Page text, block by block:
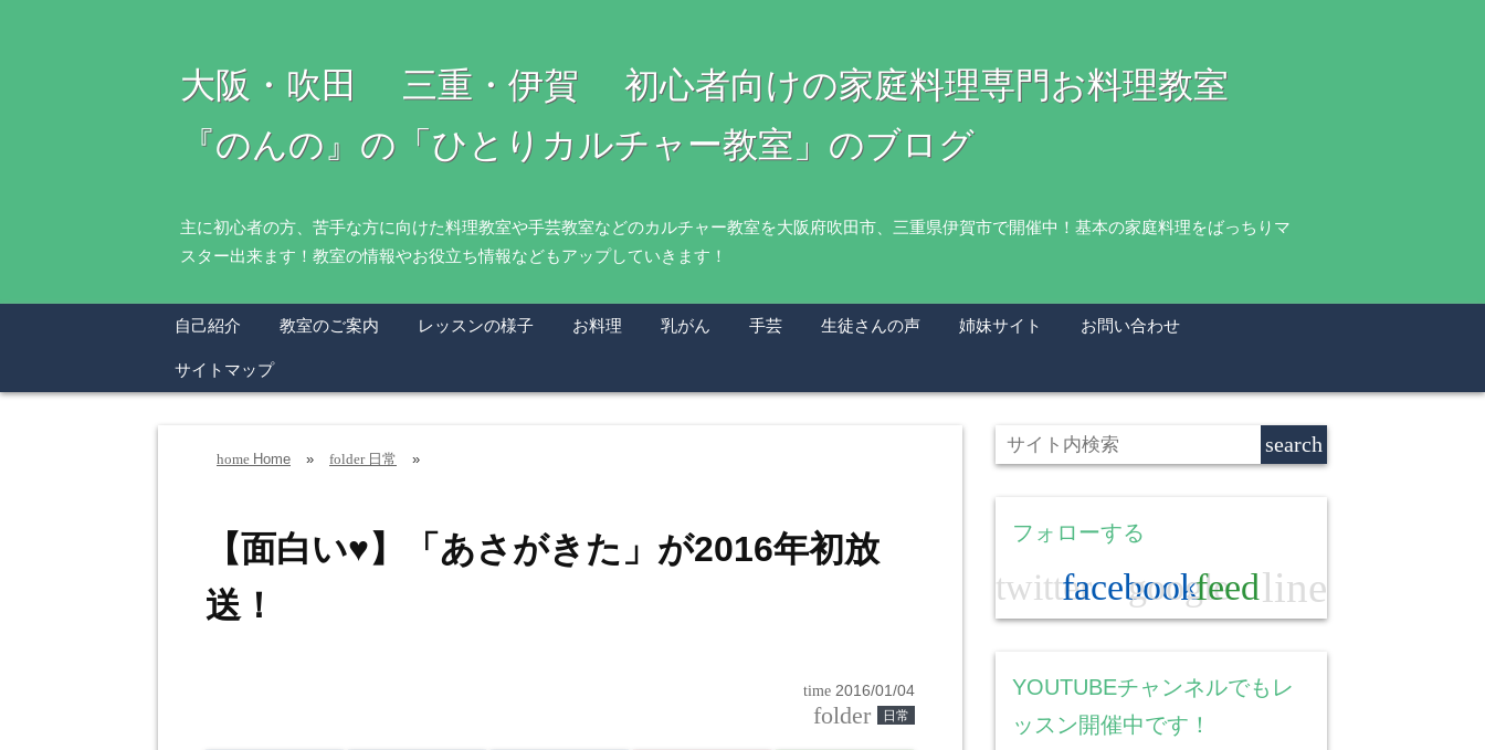
大阪・吹田 三重・伊賀 初心者向けの家庭料理専門お料理教室
『のんの』の「ひとりカルチャー教室」のブログ
主に初心者の方、苦手な方に向けた料理教室や手芸教室などのカルチャー教室を大阪府吹田市、三重県伊賀市で開催中！基本の家庭料理をばっちりマ
スター出来ます！教室の情報やお役立ち情報などもアップしていきます！
自己紹介 教室のご案内 レッスンの様子 お料理 乳がん 手芸 生徒さんの声 姉妹サイト お問い合わせ
サイトマップ
home Home » folder 日常 »
【面白い♥】「あさがきた」が2016年初放
送！
time 2016/01/04
folder 日常
フォローする
twitterfacebook
google
feedline
YOUTUBEチャンネルでもレ
ッスン開催中です！